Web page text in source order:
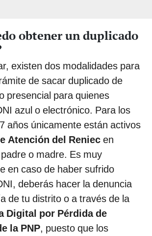
obtener un duplicado
existen dos modalidades para
de sacar duplicado de
presencial para quienes
azul o electrónico. Para los
años únicamente están activos
Atención del Reniec en
o madre. Es muy
en caso de haber sufrido
deberás hacer la denuncia
de tu distrito o a través de la
Digital por Pérdida de
la PNP, puesto que los